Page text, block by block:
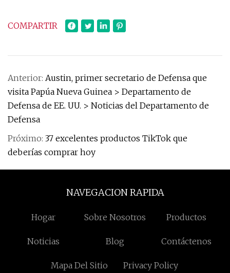
COMPARTIR
Anterior: Austin, primer secretario de Defensa que
visita Papúa Nueva Guinea > Departamento de
Defensa de EE. UU. > Noticias del Departamento de
Defensa
Próximo: 37 excelentes productos TikTok que
deberías comprar hoy
NAVEGACION RAPIDA
Hogar Sobre Nosotros Productos
Noticias Blog Contáctenos
Mapa Del Sitio Privacy Policy